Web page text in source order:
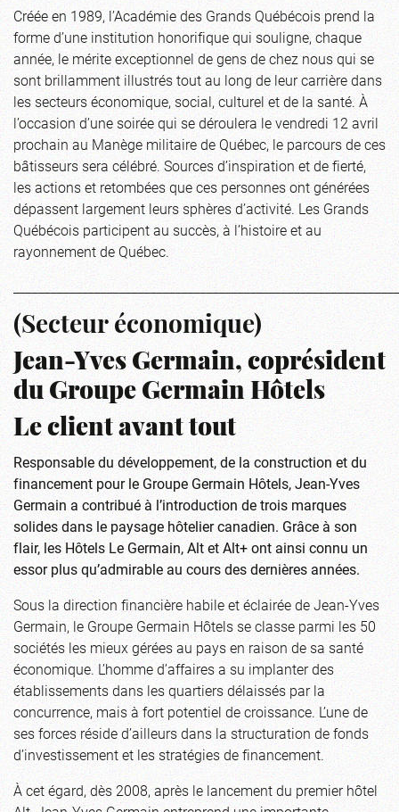
Créée en 1989, l’Académie des Grands Québécois prend la
forme d’une institution honorifique qui souligne, chaque
année, le mérite exceptionnel de gens de chez nous qui se
sont brillamment illustrés tout au long de leur carrière dans
les secteurs économique, social, culturel et de la santé. À
l’occasion d’une soirée qui se déroulera le vendredi 12 avril
prochain au Manège militaire de Québec, le parcours de ces
bâtisseurs sera célébré. Sources d’inspiration et de fierté,
les actions et retombées que ces personnes ont générées
dépassent largement leurs sphères d’activité. Les Grands
Québécois participent au succès, à l’histoire et au
rayonnement de Québec.
(Secteur économique)
Jean-Yves Germain, coprésident
du Groupe Germain Hôtels
Le client avant tout
Responsable du développement, de la construction et du
financement pour le Groupe Germain Hôtels, Jean-Yves
Germain a contribué à l’introduction de trois marques
solides dans le paysage hôtelier canadien. Grâce à son
flair, les Hôtels Le Germain, Alt et Alt+ ont ainsi connu un
essor plus qu’admirable au cours des dernières années.
Sous la direction financière habile et éclairée de Jean-Yves
Germain, le Groupe Germain Hôtels se classe parmi les 50
sociétés les mieux gérées au pays en raison de sa santé
économique. L’homme d’affaires a su implanter des
établissements dans les quartiers délaissés par la
concurrence, mais à fort potentiel de croissance. L’une de
ses forces réside d’ailleurs dans la structuration de fonds
d’investissement et les stratégies de financement.
À cet égard, dès 2008, après le lancement du premier hôtel